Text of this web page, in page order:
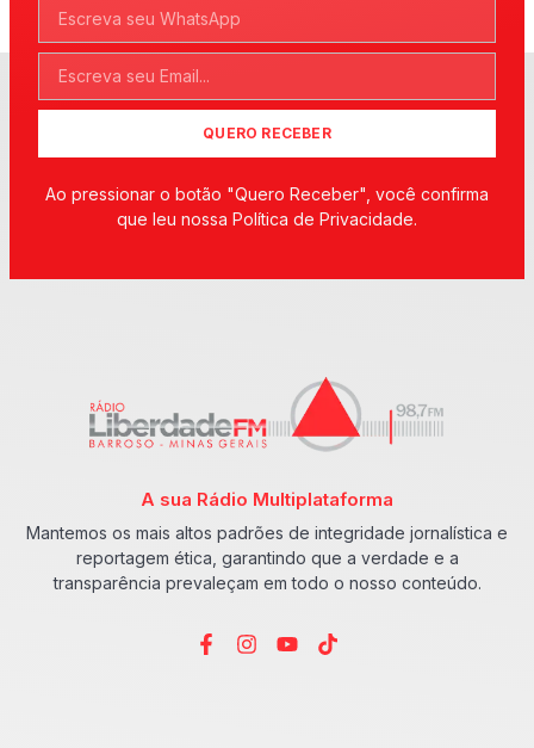
QUERO RECEBER
Ao pressionar o botão "Quero Receber", você confirma
que leu nossa Política de Privacidade.
A sua Rádio Multiplataforma
Mantemos os mais altos padrões de integridade jornalística e
reportagem ética, garantindo que a verdade e a
transparência prevaleçam em todo o nosso conteúdo.